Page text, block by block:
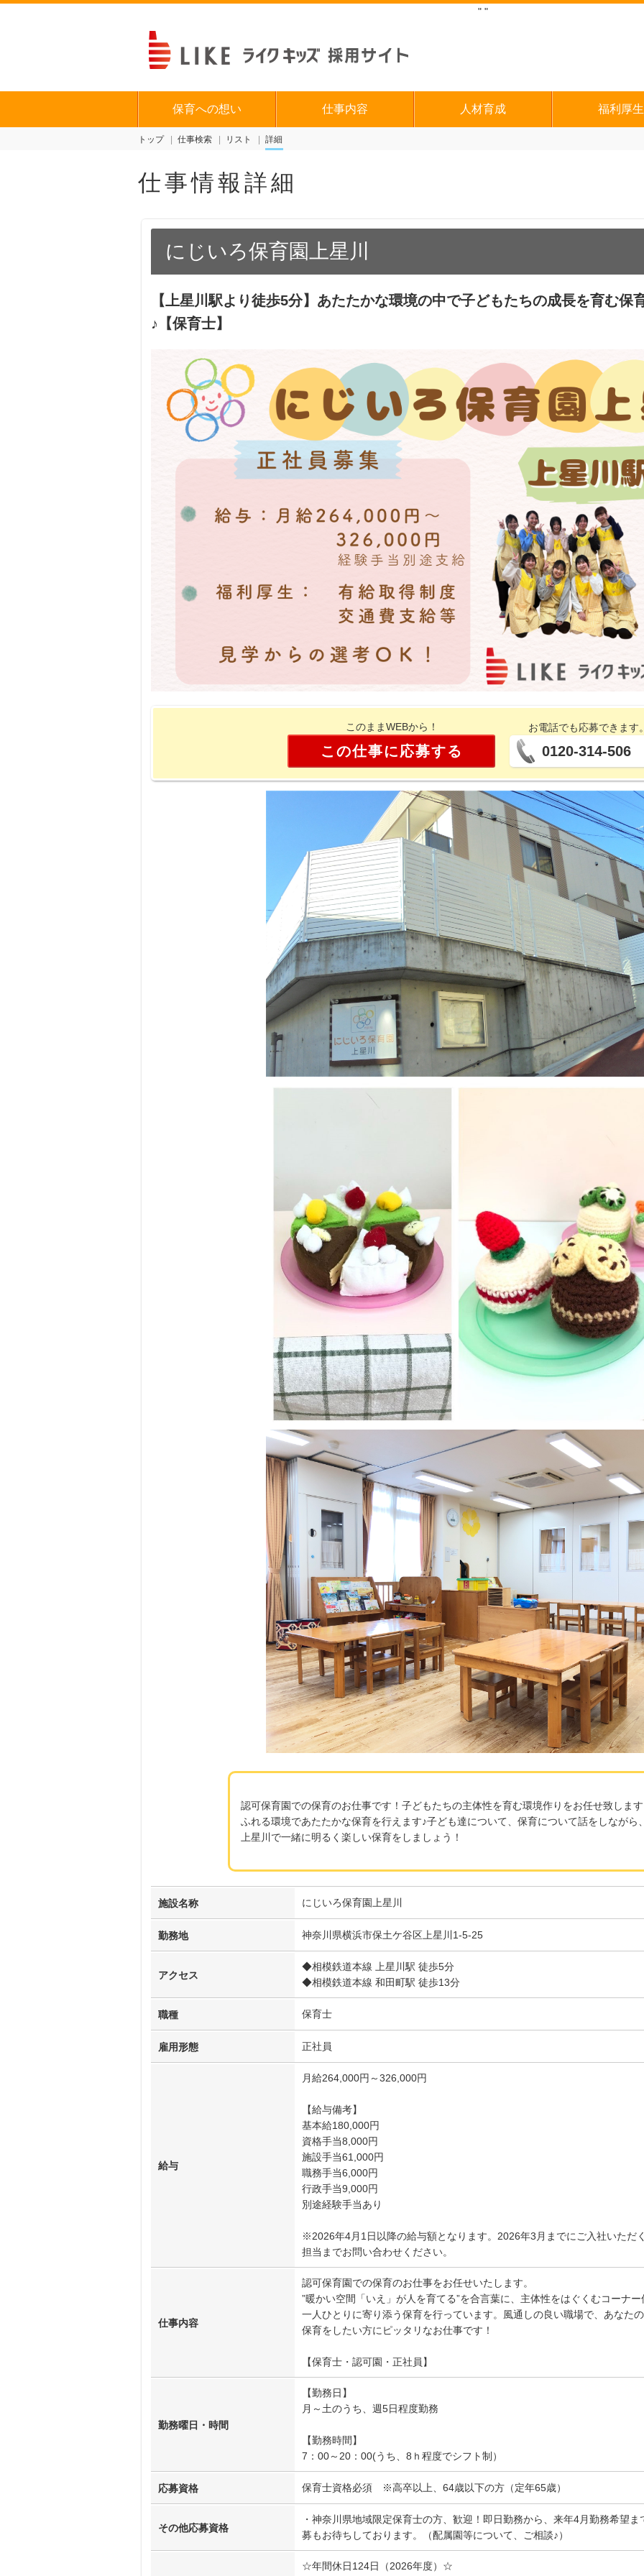
" "
保育への想い 仕事内容 人材育成 福利厚生
トップ 仕事検索 リスト 詳細
仕事情報詳細
にじいろ保育園上星川
【上星川駅より徒歩5分】あたたかな環境の中で子どもたちの成長を育む保
♪【保育士】
このままWEBから！
この仕事に応募する
お電話でも応募できます
0120-314-506
認可保育園での保育のお仕事です！子どもたちの主体性を育む環境作りをお任せ致しま
ふれる環境であたたかな保育を行えます♪子ども達について、保育について話をしながら
上星川で一緒に明るく楽しい保育をしましょう！
施設名称 にじいろ保育園上星川
勤務地 神奈川県横浜市保土ケ谷区上星川1-5-25
アクセス
◆相模鉄道本線 上星川駅 徒歩5分
◆相模鉄道本線 和田町駅 徒歩13分
職種 保育士
雇用形態 正社員
給与
月給264,000円～326,000円
【給与備考】
基本給180,000円
資格手当8,000円
施設手当61,000円
職務手当6,000円
行政手当9,000円
別途経験手当あり
※2026年4月1日以降の給与額となります。2026年3月までにご入社いただ
担当までお問い合わせください。
仕事内容
認可保育園での保育のお仕事をお任せいたします。
”暖かい空間「いえ」が人を育てる”を合言葉に、主体性をはぐくむコーナ
一人ひとりに寄り添う保育を行っています。風通しの良い職場で、あなた
保育をしたい方にピッタリなお仕事です！
【保育士・認可園・正社員】
勤務曜日・時間
【勤務日】
月～土のうち、週5日程度勤務
【勤務時間】
7：00～20：00(うち、8ｈ程度でシフト制）
応募資格 保育士資格必須 ※高卒以上、64歳以下の方（定年65歳）
その他応募資格
・神奈川県地域限定保育士の方、歓迎！即日勤務から、来年4月勤務希望
募もお待ちしております。（配属園等について、ご相談♪）
☆年間休日124日（2026年度）☆